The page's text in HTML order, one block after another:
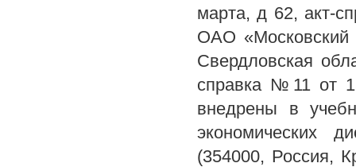
марта, д 62, акт-
ОАО «Московский
Свердловская
справка №11 от
внедрены в
экономических
(354000, Россия,